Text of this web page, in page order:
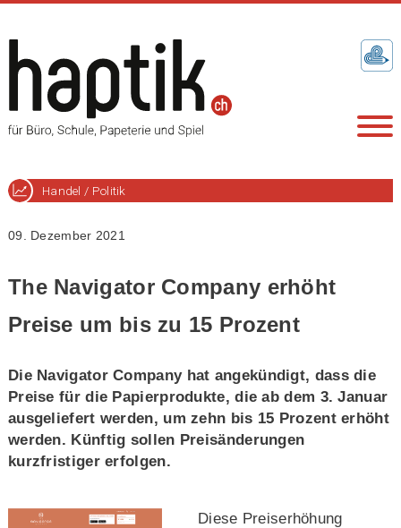
Handel / Politik
09. Dezember 2021
The Navigator Company erhöht
Preise um bis zu 15 Prozent
Die Navigator Company hat angekündigt, dass die
Preise für die Papierprodukte, die ab dem 3. Januar
ausgeliefert werden, um zehn bis 15 Prozent erhöht
werden. Künftig sollen Preisänderungen
kurzfristiger erfolgen.
Diese Preiserhöhung